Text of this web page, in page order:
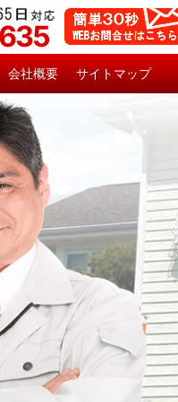
会社概要 サイトマップ